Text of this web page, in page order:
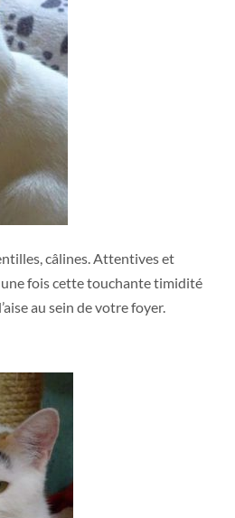
câlines. Attentives et
une fois cette touchante timidité
au sein de votre foyer.